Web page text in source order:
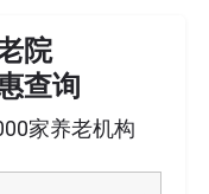
院
查询
家养老机构